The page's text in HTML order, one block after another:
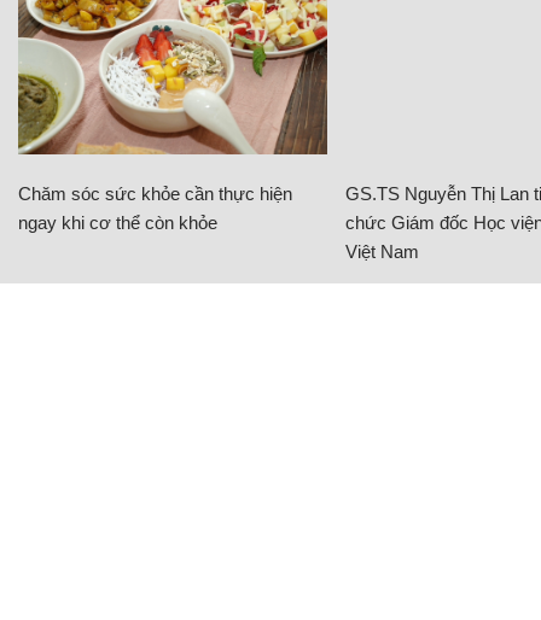
Chăm sóc sức khỏe cần thực hiện
ngay khi cơ thể còn khỏe
GS.TS Nguyễn Thị Lan
chức Giám đốc Học
Việt Nam